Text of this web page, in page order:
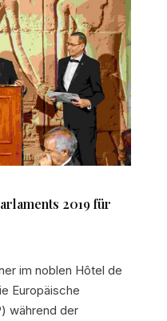
2019 für
im noblen Hôtel de
Europäische
während der